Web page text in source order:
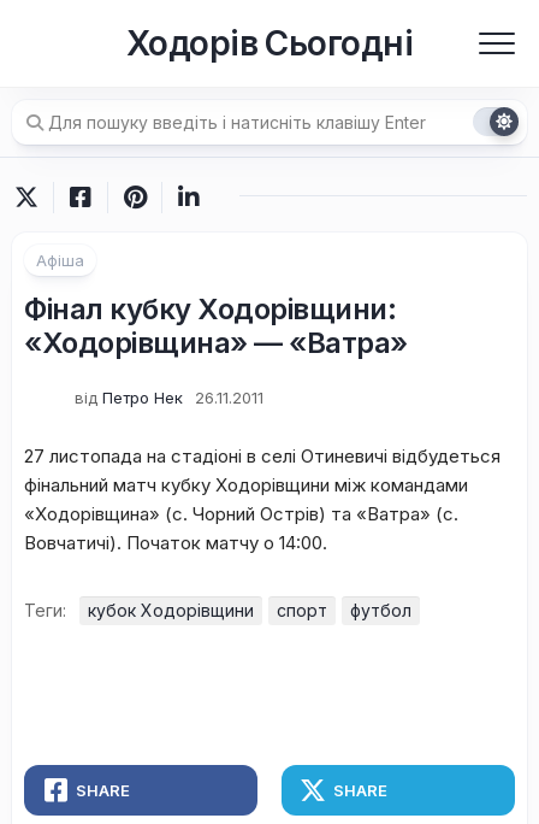
Ходорів Сьогодні
Афіша
Фінал кубку Ходорівщини:
«Ходорівщина» — «Ватра»
від Петро Нек 26.11.2011
27 листопада на стадіоні в селі Отиневичі відбудеться
фінальний матч кубку Ходорівщини між командами
«Ходорівщина» (с. Чорний Острів) та «Ватра» (с.
Вовчатичі). Початок матчу о 14:00.
Теги: кубок Ходорівщини спорт футбол
SHARE SHARE